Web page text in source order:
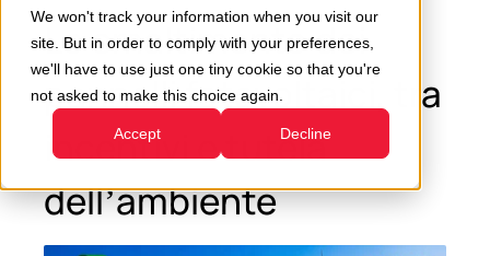
We won't track your information when you visit our
site. But in order to comply with your preferences,
we'll have to use just one tiny cookie so that you're
not asked to make this choice again.
Accept Decline
Lo smaltimento dei
pannelli fotovoltaici, tra
incentivi e tutela
dell’ambiente